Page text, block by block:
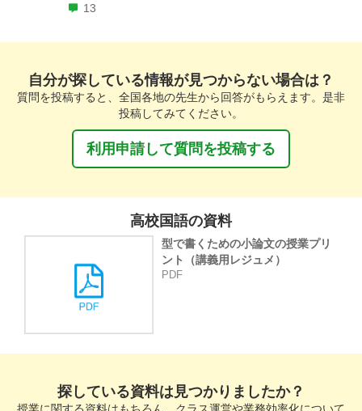
13
自分が探している情報が見つからない場合は？
質問を投稿すると、全国各地の先生から回答がもらえます。是非
投稿してみてください。
利用申請して質問を投稿する
高校国語の資料
型で書くための小論文の授業プリ
ント（講義用レジュメ）
PDF
探している資料は見つかりましたか？